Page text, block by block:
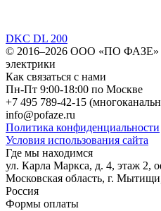
DKC DL 200
© 2016–2026 ООО «ПО ФАЗЕ»
электрики
Как связаться с нами
Пн-Пт 9:00-18:00 по Москве
+7 495 789-42-15
info@pofaze.ru
Политика конфиденциальности
Условия использования сайта
Где мы находимся
ул. Карла Маркса, д. 4, этаж 2,
Московская область, г. Мытищи
Россия
Формы оплаты